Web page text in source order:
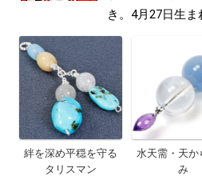
き。4月27日生ま
絆を深め平穏を守る
タリスマン
水天需・天か
み